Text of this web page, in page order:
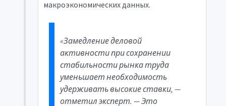
макроэкономических данных.
«Замедление деловой
активности при сохранении
стабильности рынка труда
уменьшает необходимость
удерживать высокие ставки, —
отметил эксперт. — Это